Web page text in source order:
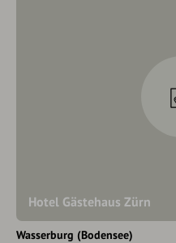
Hotel Gästehaus Zürn
Wasserburg (Bodensee)